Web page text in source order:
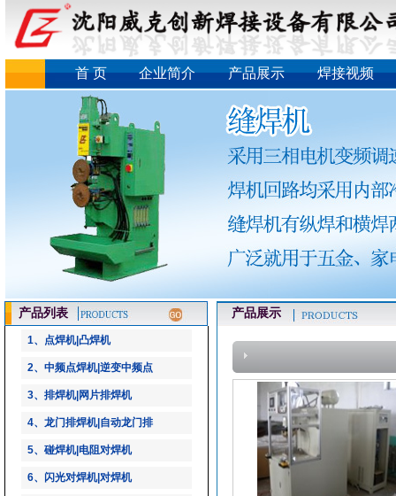
首 页 企业简介 产品展示 焊接视频
产品列表
1、点焊机|凸焊机
2、中频点焊机|逆变中频点
3、排焊机|网片排焊机
4、龙门排焊机|自动龙门排
5、碰焊机|电阻对焊机
6、闪光对焊机|对焊机
产品展示